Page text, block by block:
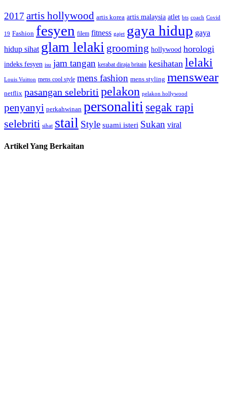
2017 artis hollywood artis korea artis malaysia atlet bts coach Covid
19 Fashion fesyen filem fitness gajet gaya hidup gaya
hidup sihat glam lelaki grooming hollywood horologi
indeks fesyen isu jam tangan kerabat diraja britain kesihatan lelaki
Louis Vuitton mens cool style mens fashion mens styling menswear
netflix pasangan selebriti pelakon pelakon hollywood
penyanyi perkahwinan personaliti segak rapi
selebriti sihat stail Style suami isteri Sukan viral
Artikel Yang Berkaitan